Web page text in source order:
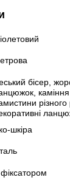
бісер,
каміння
шкіра